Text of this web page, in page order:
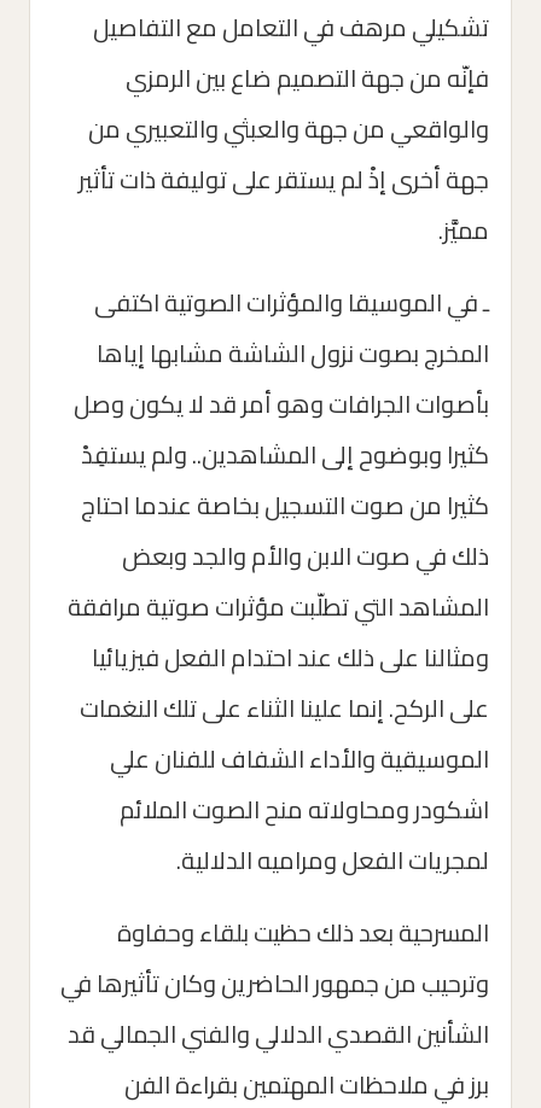
تشكيلي مرهف في التعامل مع التفاصيل
فإنّه من جهة التصميم ضاع بين الرمزي
والواقعي من جهة والعبثي والتعبيري من
جهة أخرى إذْ لم يستقر على توليفة ذات تأثير
مميَّز.
ـ في الموسيقا والمؤثرات الصوتية اكتفى
المخرج بصوت نزول الشاشة مشابها إياها
بأصوات الجرافات وهو أمر قد لا يكون وصل
كثيرا وبوضوح إلى المشاهدين.. ولم يستفِدْ
كثيرا من صوت التسجيل بخاصة عندما احتاج
ذلك في صوت الابن والأم والجد وبعض
المشاهد التي تطلّبت مؤثرات صوتية مرافقة
ومثالنا على ذلك عند احتدام الفعل فيزيائيا
على الركح. إنما علينا الثناء على تلك النغمات
الموسيقية والأداء الشفاف للفنان علي
اشكودر ومحاولاته منح الصوت الملائم
لمجريات الفعل ومراميه الدلالية.
المسرحية بعد ذلك حظيت بلقاء وحفاوة
وترحيب من جمهور الحاضرين وكان تأثيرها في
الشأنين القصدي الدلالي والفني الجمالي قد
برز في ملاحظات المهتمين بقراءة الفن